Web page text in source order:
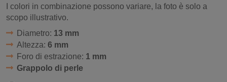
I colori in combinazione possono variare, la foto è solo a
scopo illustrativo.
Diametro: 13 mm
Altezza: 6 mm
Foro di estrazione: 1 mm
Grappolo di perle